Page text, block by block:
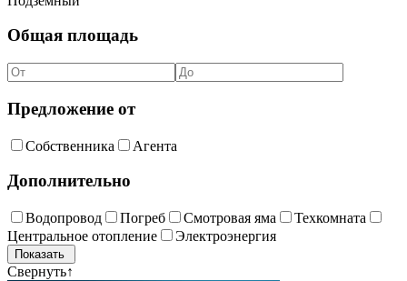
Общая площадь
Предложение от
Собственника Агента
Дополнительно
Водопровод Погреб Смотровая яма
Техкомната
Центральное отопление
Электроэнергия
Свернуть↑